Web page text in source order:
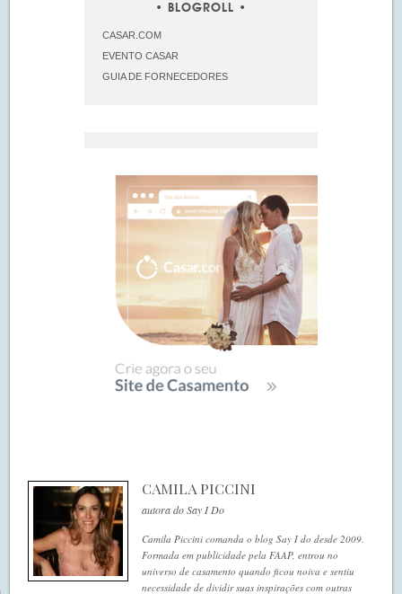
BLOGROLL
CASAR.COM
EVENTO CASAR
GUIA DE FORNECEDORES
CAMILA PICCINI
autora do Say I Do
Camila Piccini comanda o blog Say I do desde 2009.
Formada em publicidade pela FAAP, entrou no
universo de casamento quando ficou noiva e sentiu
necessidade de dividir suas inspirações com outras